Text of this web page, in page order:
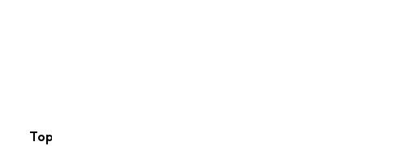
Top 50